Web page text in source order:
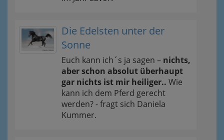
Die Edelsten unter der
Sonne
Euch kann ich´s ja sagen – nichts,
aber schon absolut überhaupt
gar nichts ist mir heiliger.. Wie
kann ich dem Pferd gerecht
werden? - fragt sich Daniela
Kummer.